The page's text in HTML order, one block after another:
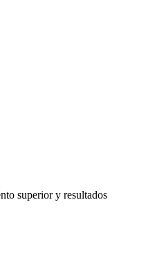
superior y resultados